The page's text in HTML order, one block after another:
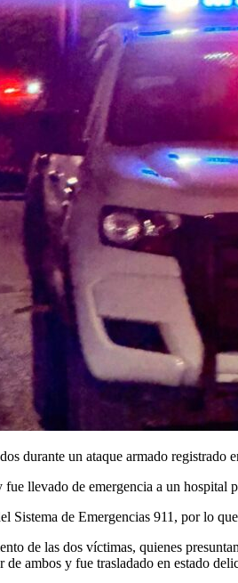
durante un ataque armado
llevado de emergencia a un hospital
Sistema de Emergencias 911, por lo
de las dos víctimas, quienes
ambos y fue trasladado en estado